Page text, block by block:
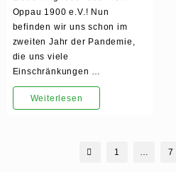
Oppau 1900 e.V.! Nun
befinden wir uns schon im
zweiten Jahr der Pandemie,
die uns viele
Einschränkungen …
Wünsche
Weiterlesen
Seitennummerierung1 … 7